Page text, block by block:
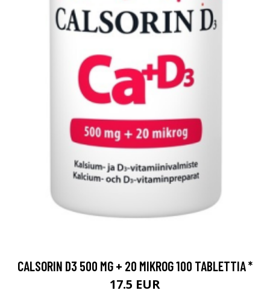
CALSORIN D3 500 MG + 20 MIKROG 100 TABLETTIA *
17.5 EUR